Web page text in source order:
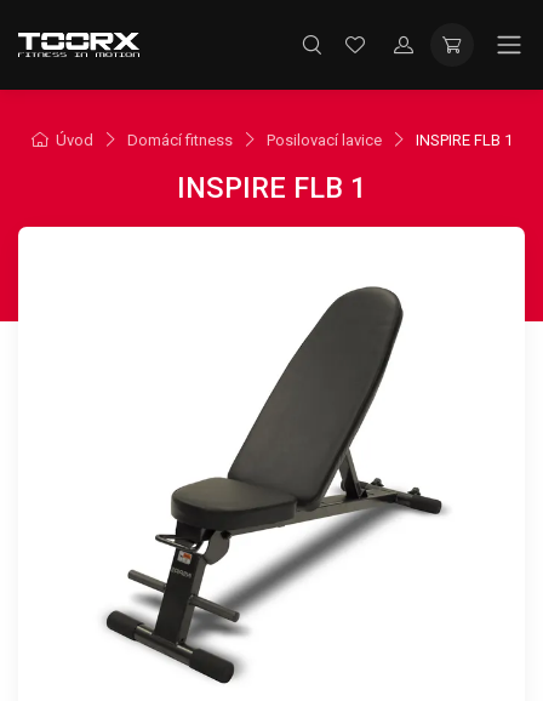
Úvod Domácí fitness Posilovací lavice INSPIRE FLB 1
INSPIRE FLB 1